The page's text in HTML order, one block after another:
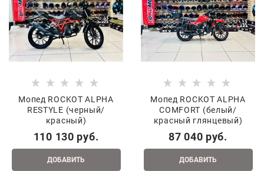
Мопед ROCKOT ALPHA
RESTYLE (черный/
красный)
110 130 руб.
ДОБАВИТЬ
Мопед ROCKOT ALPHA
COMFORT (белый/
красный глянцевый)
87 040 руб.
ДОБАВИТЬ